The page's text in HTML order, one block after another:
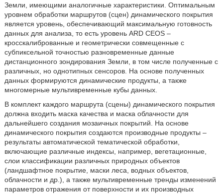
Земли, имеющими аналогичные характеристики. Оптимальным
уровнем обработки маршрутов (сцен) динамического покрытия
является уровень, обеспечивающий максимальную готовность
данных для анализа, то есть уровень ARD CEOS –
кросскалиброванные и геометрически совмещенные с
субпиксельной точностью разновременные данные
дистанционного зондирования Земли, в том числе полученные с
различных, но однотипных сенсоров. На основе полученных
данных формируются динамические продукты, а также
многомерные мультивременные кубы данных.
В комплект каждого маршрута (сцены) динамического покрытия
должна входить маска качества и маска облачности для
дальнейшего создания мозаичных покрытий. На основе
динамического покрытия создаются производные продукты –
результаты автоматической тематической обработки,
включающие различные индексы, например, вегетационные,
слои классификации различных природных объектов
(ландшафтное покрытие, маски леса, водных объектов,
облачности и др.), а также мультивременные тренды изменений
параметров отражения от поверхности и их производных